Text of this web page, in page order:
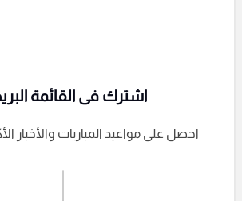
اشترك فى القائمة
احصل على مواعيد المباريات والأخبار